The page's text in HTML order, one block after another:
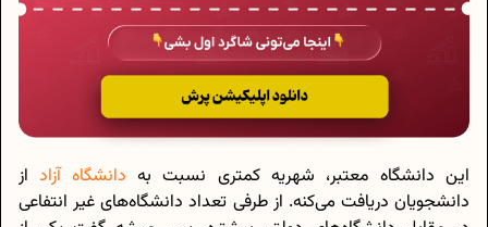
این دانشگاه معتبر، شهریه کمتری نسبت به دانشگاه آزاداز
دانشجویان دریافت می‌کنه. از طرفی تعداد دانشگاه‌های غیر انتفاعی